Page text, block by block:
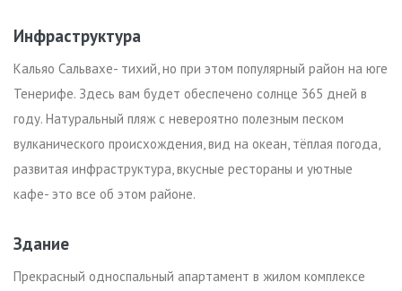
Инфраструктура
Кальяо Сальвахе- тихий, но при этом популярный район на юге
Тенерифе. Здесь вам будет обеспечено солнце 365 дней в
году. Натуральный пляж с невероятно полезным песком
вулканического происхождения, вид на океан, тёплая погода,
развитая инфраструктура, вкусные рестораны и уютные
кафе- это все об этом районе.
Здание
Прекрасный односпальный апартамент в жилом комплексе